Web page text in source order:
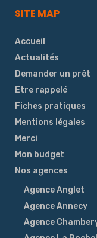
SITE MAP
Accueil
Actualités
Demander un prêt
Etre rappelé
Fiches pratiques
Mentions légales
Merci
Mon budget
Nos agences
Agence Anglet
Agence Annecy
Agence